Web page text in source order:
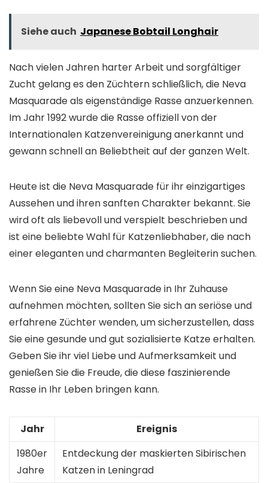
Siehe auch Japanese Bobtail Longhair
Nach vielen Jahren harter Arbeit und sorgfältiger
Zucht gelang es den Züchtern schließlich, die Neva
Masquarade als eigenständige Rasse anzuerkennen.
Im Jahr 1992 wurde die Rasse offiziell von der
Internationalen Katzenvereinigung anerkannt und
gewann schnell an Beliebtheit auf der ganzen Welt.
Heute ist die Neva Masquarade für ihr einzigartiges
Aussehen und ihren sanften Charakter bekannt. Sie
wird oft als liebevoll und verspielt beschrieben und
ist eine beliebte Wahl für Katzenliebhaber, die nach
einer eleganten und charmanten Begleiterin suchen.
Wenn Sie eine Neva Masquarade in Ihr Zuhause
aufnehmen möchten, sollten Sie sich an seriöse und
erfahrene Züchter wenden, um sicherzustellen, dass
Sie eine gesunde und gut sozialisierte Katze erhalten.
Geben Sie ihr viel Liebe und Aufmerksamkeit und
genießen Sie die Freude, die diese faszinierende
Rasse in Ihr Leben bringen kann.
Jahr
Ereignis
1980er
Jahre
Entdeckung der maskierten Sibirischen
Katzen in Leningrad